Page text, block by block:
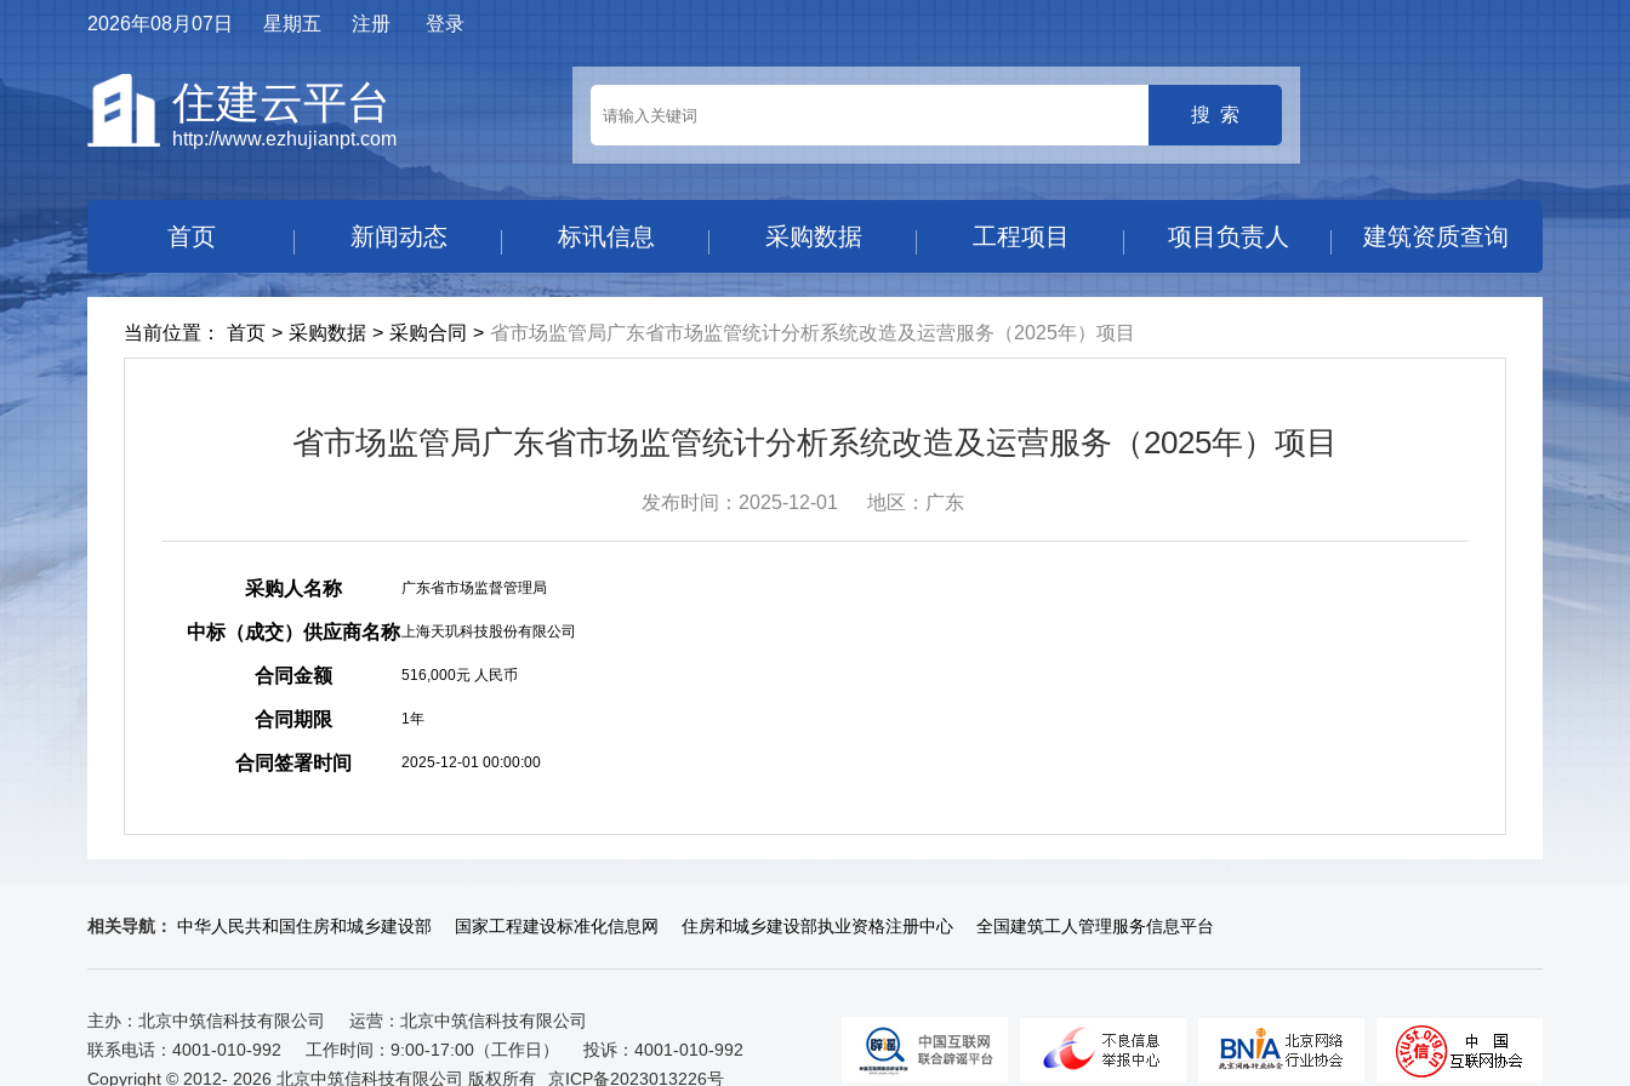
2026年08月07日 星期五 注册 登录
住建云平台
http://www.ezhujianpt.com
搜 索
首页 新闻动态 标讯信息 采购数据 工程项目 项目负责人 建筑资质查询
当前位置： 首页 > 采购数据 > 采购合同 > 省市场监管局广东省市场监管统计分析系统改造及运营服务（2025年）项目
省市场监管局广东省市场监管统计分析系统改造及运营服务（2025年）项目
发布时间：2025-12-01 地区：广东
采购人名称 广东省市场监督管理局
中标（成交）供应商名称上海天玑科技股份有限公司
合同金额 516,000元 人民币
合同期限 1年
合同签署时间 2025-12-01 00:00:00
相关导航： 中华人民共和国住房和城乡建设部 国家工程建设标准化信息网 住房和城乡建设部执业资格注册中心 全国建筑工人管理服务信息平台
主办：北京中筑信科技有限公司
运营：北京中筑信科技有限公司
联系电话：4001-010-992
工作时间：9:00-17:00（工作日）
投诉：4001-010-992
Copyright © 2012- 2026 北京中筑信科技有限公司 版权所有 京ICP备2023013226号